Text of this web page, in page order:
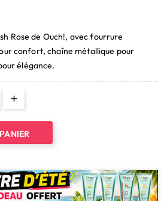
Rose de Ouch!, avec fourrure
confort, chaîne métallique pour
élégance.